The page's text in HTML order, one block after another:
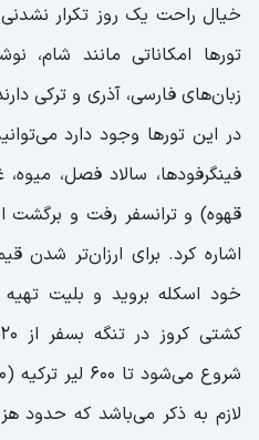
خیال راحت یک روز تکرار
تورها امکاناتی مانند شام،
زبان‌های فارسی، آذری و ترکی
در این تورها وجود دارد
فینگرفودها، سالاد فصل،
قهوه) و ترانسفر رفت و برگشت
اشاره کرد. برای ارزان‌تر شدن
خود اسکله بروید و بلیت